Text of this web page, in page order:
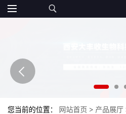
您当前的位置： 网站首页 > 产品展厅